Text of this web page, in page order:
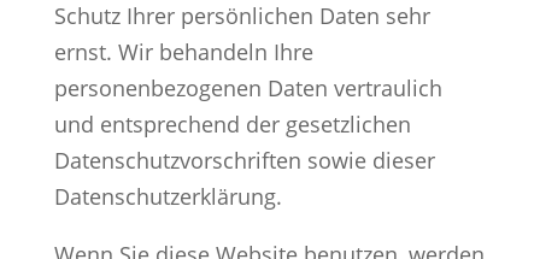
Schutz Ihrer persönlichen Daten sehr
ernst. Wir behandeln Ihre
personenbezogenen Daten vertraulich
und entsprechend der gesetzlichen
Datenschutzvorschriften sowie dieser
Datenschutzerklärung.